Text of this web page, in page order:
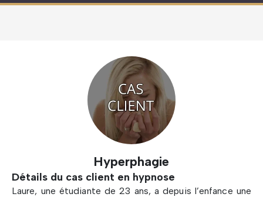
Hyperphagie
Détails du cas client en hypnose
Laure, une étudiante de 23 ans, a depuis l’enfance une